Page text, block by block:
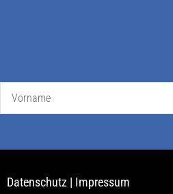
Datenschutz | Impressum